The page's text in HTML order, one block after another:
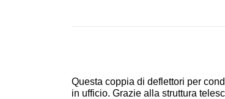
Questa coppia di deflettori per
in ufficio. Grazie alla struttura